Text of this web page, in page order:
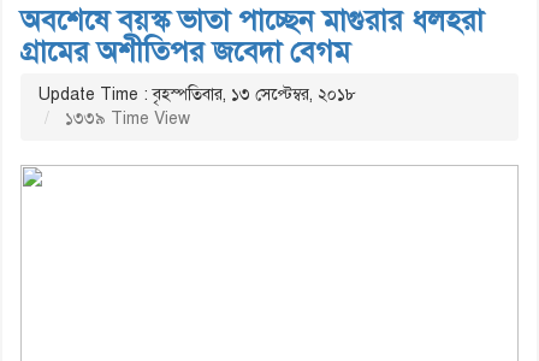
অবশেষে বয়স্ক ভাতা পাচ্ছেন মাগুরার ধলহরা
গ্রামের অশীতিপর জবেদা বেগম
Update Time : বৃহস্পতিবার, ১৩ সেপ্টেম্বর, ২০১৮
১৩৩৯ Time View